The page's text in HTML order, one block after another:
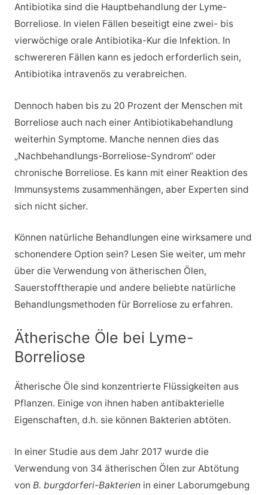
Antibiotika sind die Hauptbehandlung der Lyme-
Borreliose. In vielen Fällen beseitigt eine zwei- bis
vierwöchige orale Antibiotika-Kur die Infektion. In
schwereren Fällen kann es jedoch erforderlich sein,
Antibiotika intravenös zu verabreichen.
Dennoch haben bis zu 20 Prozent der Menschen mit
Borreliose auch nach einer Antibiotikabehandlung
weiterhin Symptome. Manche nennen dies das
„Nachbehandlungs-Borreliose-Syndrom“ oder
chronische Borreliose. Es kann mit einer Reaktion des
Immunsystems zusammenhängen, aber Experten sind
sich nicht sicher.
Können natürliche Behandlungen eine wirksamere und
schonendere Option sein? Lesen Sie weiter, um mehr
über die Verwendung von ätherischen Ölen,
Sauerstofftherapie und andere beliebte natürliche
Behandlungsmethoden für Borreliose zu erfahren.
Ätherische Öle bei Lyme-
Borreliose
Ätherische Öle sind konzentrierte Flüssigkeiten aus
Pflanzen. Einige von ihnen haben antibakterielle
Eigenschaften, d.h. sie können Bakterien abtöten.
In einer Studie aus dem Jahr 2017 wurde die
Verwendung von 34 ätherischen Ölen zur Abtötung
von B. burgdorferi-Bakterien in einer Laborumgebung